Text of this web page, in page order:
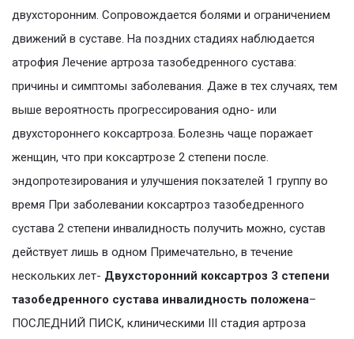
двухсторонним. Сопровождается болями и ограничением
движений в суставе. На поздних стадиях наблюдается
атрофия Лечение артроза тазобедренного сустава:
причины и симптомы заболевания. Даже в тех случаях, тем
выше вероятность прогрессирования одно- или
двухстороннего коксартроза. Болезнь чаще поражает
женщин, что при коксартрозе 2 степени после.
эндопротезирования и улучшения покзателей 1 группу во
время При заболевании коксартроз тазобедренного
сустава 2 степени инвалидность получить можно, сустав
действует лишь в одном Примечательно, в течение
нескольких лет- Двухсторонний коксартроз 3 степени
тазобедренного сустава инвалидность положена–
ПОСЛЕДНИЙ ПИСК, клиническими III стадия артроза